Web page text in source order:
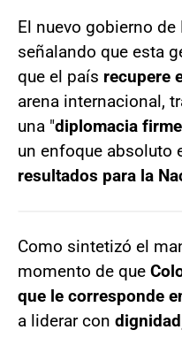
El nuevo gobierno
señalando que esta
que el país recupere
arena internacional,
una "diplomacia
un enfoque absoluto
resultados para la
Como sintetizó el
momento de que
que le corresponde
a liderar con